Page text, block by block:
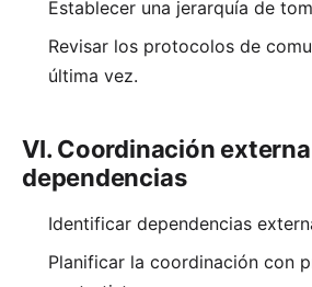
Establecer una jerarquía de
Revisar los protocolos de
última vez.
VI. Coordinación
dependencias
Identificar dependencias
Planificar la coordinación con